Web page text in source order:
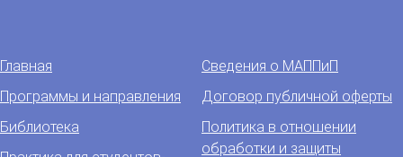
Главная
Программы и направления
Библиотека
Сведения о МАППиП
Договор публичной оферты
Политика в отношении
обработки и защиты